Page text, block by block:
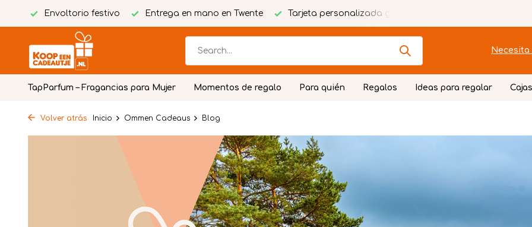
Entrega en mano en Twente Tarjeta personalizada gratuita Envoltorio festivo
Necesita
TapParfum – Fragancias para Mujer Momentos de regalo Para quién Regalos Ideas para regalar
Volver atrás Inicio Ommen Cadeaus Blog